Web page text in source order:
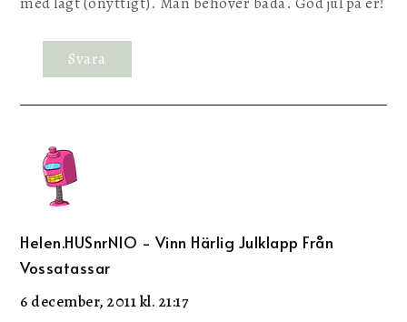
Svara
Helen.HUSnrNIO - Vinn Härlig Julklapp Från
Vossatassar
6 december, 2011 kl. 21:17